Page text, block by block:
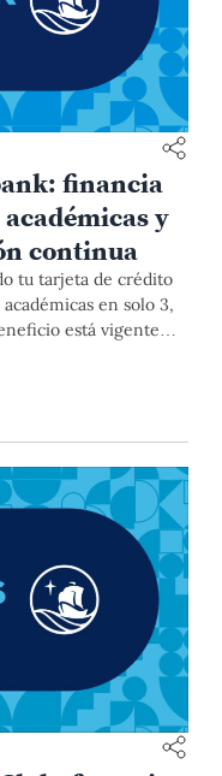
financia
y
continua
tu tarjeta de crédito
en solo 3,
está vigente
para pagos de